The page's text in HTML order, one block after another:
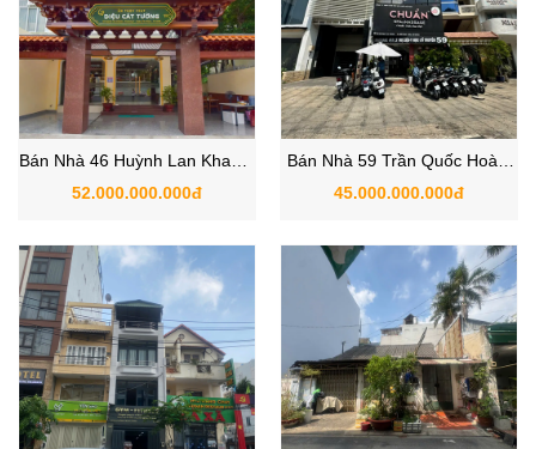
Bán Nhà 46 Huỳnh Lan Khanh,
Phường Tân Sơn Hòa, Quận
52.000.000.000đ
Bán Nhà 59 Trần Quốc Hoàn,
Phường 4, Quận Tân Bình vị
45.000.000.000đ